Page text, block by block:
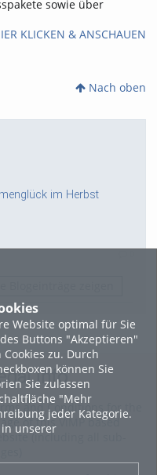
Website optimal für Sie
Buttons "Akzeptieren"
zu. Durch
können Sie
Sie zulassen
"Mehr
jeder Kategorie.
unserer
sowie über
KLICKEN & ANSCHAUEN
Nach oben
im Herbst
Info
and Conditions for the
of this ViMP based
(including all sub-